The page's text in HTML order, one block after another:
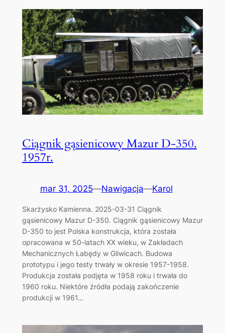
Ciągnik gąsienicowy Mazur D-350.
1957r.
mar 31, 2025—Nawigacja—Karol
Skarżysko Kamienna. 2025-03-31 Ciągnik
gąsienicowy Mazur D-350. Ciągnik gąsienicowy Mazur
D-350 to jest Polska konstrukcja, która została
opracowana w 50-latach XX wieku, w Zakładach
Mechanicznych Łabędy w Gliwicach. Budowa
prototypu i jego testy trwały w okresie 1957-1958.
Produkcja została podjęta w 1958 roku i trwała do
1960 roku. Niektóre źródła podają zakończenie
produkcji w 1961…